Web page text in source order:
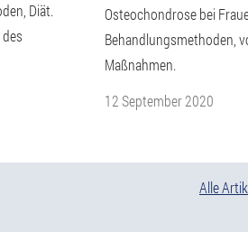
Diät.
Osteochondrose bei
Behandlungsmethoden,
Maßnahmen.
12 September 2020
Alle